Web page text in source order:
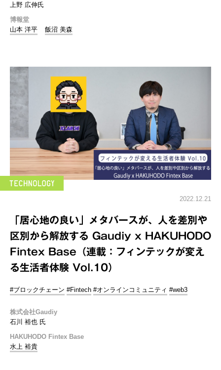
上野 広伸氏
博報堂
山本 洋平
飯沼 美森
2022.12.21
「居心地の良い」メタバースが、人を差別や
区別から解放する Gaudiy x HAKUHODO
Fintex Base（連載：フィンテックが変え
る生活者体験 Vol.10）
#ブロックチェーン #Fintech #オンラインコミュニティ #web3
株式会社Gaudiy
石川 裕也 氏
HAKUHODO Fintex Base
水上 裕貴